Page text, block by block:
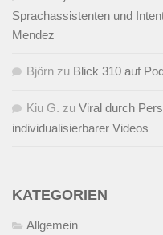
Sprachassistenten und
Mendez
Björn zu Blick 310 auf
Kiu G. zu Viral durch
individualisierbarer Videos
KATEGORIEN
Allgemein